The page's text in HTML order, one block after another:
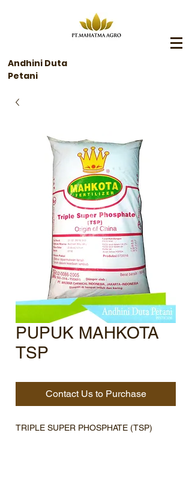
Andhini Duta
Petani
PUPUK MAHKOTA
TSP
Contact Us to Purchase
TRIPLE SUPER PHOSPHATE (TSP)